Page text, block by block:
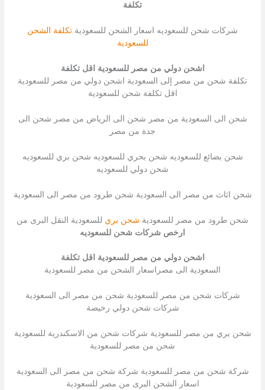
تكلفة
شركات شحن للسعوديه اسعار الشحن للسعودية تكلفة الشحن
للسعودية
اشحن دولي من مصر للسعودية اقل تكلفة
تكلفة شحن من مصر إلى السعودية اشحن دولي من مصر للسعودية
اقل تكلفة شحن للسعودية
شحن الى السعودية من مصر شحن الى الرياض من مصر شحن الى
جدة من مصر
شحن بضائع للسعوديه شحن بحري للسعوديه شحن بري للسعوديه
شحن دولي للسعوديه
شحن اثاث من مصر الى السعودية شحن طرود من مصر الى السعودية
شحن طرود من مصر للسعودية شحن بري للسعودية النقل البرى من
ارخص شركات شحن للسعوديه
اشحن دولي من مصر للسعودية اقل تكلفة
السعودية الى مصراسعار الشحن من مصر للسعودية
شركات شحن من مصر للسعودية شحن من مصر الى السعودية
شركات شحن دولي رخيصة
شحن بري من مصر للسعودية شركات شحن من الاسكندرية للسعودية
شحن من مصر للسعودية
شركة شحن من مصر للسعودية شركة شحن من مصر الى السعودية
اسعار الشحن البرى من مصر للسعودية